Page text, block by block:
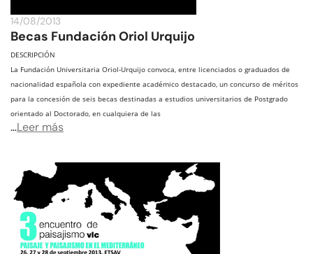
14/08/2013
Becas Fundación Oriol Urquijo
DESCRIPCIÓN
La Fundación Universitaria Oriol‐Urquijo convoca, entre licenciados o graduados de
nacionalidad española con expediente académico destacado, un concurso de méritos
para la concesión de seis becas destinadas a estudios universitarios de Postgrado
orientado al Doctorado, en cualquiera de las
…Leer más